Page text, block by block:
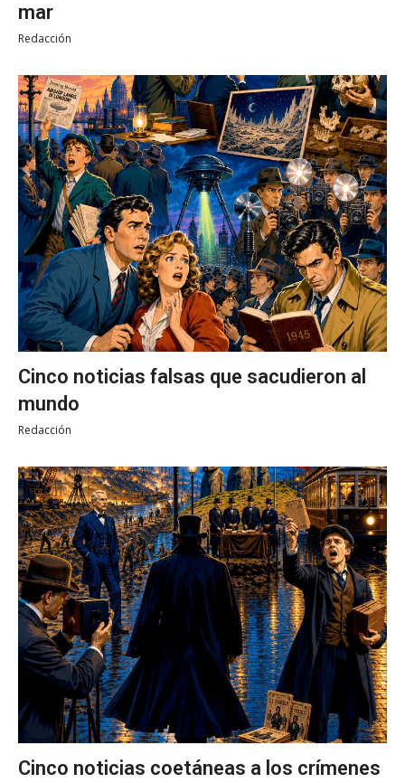
mar
Redacción
Cinco noticias falsas que sacudieron al
mundo
Redacción
Cinco noticias coetáneas a los crímenes